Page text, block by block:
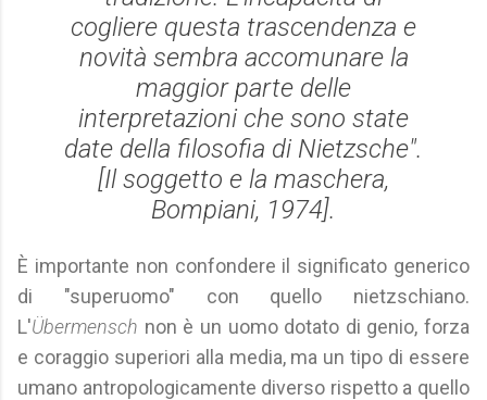
cogliere questa trascendenza e
novità sembra accomunare la
maggior parte delle
interpretazioni che sono state
date della filosofia di Nietzsche".
[Il soggetto e la maschera,
Bompiani, 1974].
È importante non confondere il significato generico
di "superuomo" con quello nietzschiano.
L'Übermensch non è un uomo dotato di genio, forza
e coraggio superiori alla media, ma un tipo di essere
umano antropologicamente diverso rispetto a quello